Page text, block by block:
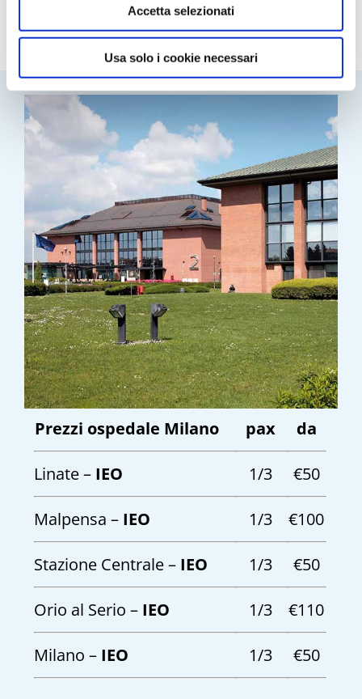
Accetta selezionati
Usa solo i cookie necessari
indirizzo di Milano.
Prezzi ospedale Milano pax da
Linate – IEO 1/3 €50
Malpensa – IEO 1/3 €100
Stazione Centrale – IEO 1/3 €50
Orio al Serio – IEO 1/3 €110
Milano – IEO 1/3 €50